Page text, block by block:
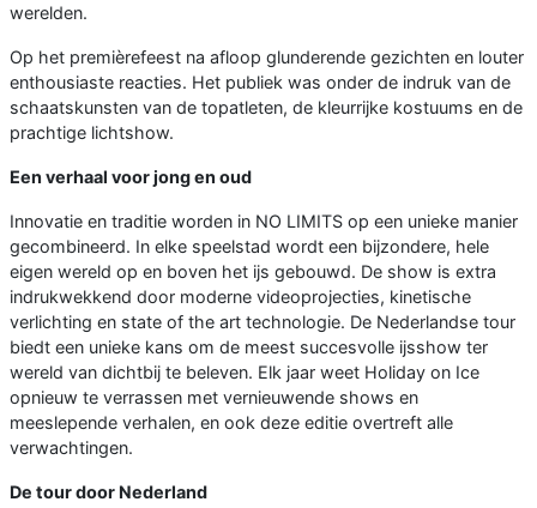
werelden.
Op het premièrefeest na afloop glunderende gezichten en louter
enthousiaste reacties. Het publiek was onder de indruk van de
schaatskunsten van de topatleten, de kleurrijke kostuums en de
prachtige lichtshow.
Een verhaal voor jong en oud
Innovatie en traditie worden in NO LIMITS op een unieke manier
gecombineerd. In elke speelstad wordt een bijzondere, hele
eigen wereld op en boven het ijs gebouwd. De show is extra
indrukwekkend door moderne videoprojecties, kinetische
verlichting en state of the art technologie. De Nederlandse tour
biedt een unieke kans om de meest succesvolle ijsshow ter
wereld van dichtbij te beleven. Elk jaar weet Holiday on Ice
opnieuw te verrassen met vernieuwende shows en
meeslepende verhalen, en ook deze editie overtreft alle
verwachtingen.
De tour door Nederland